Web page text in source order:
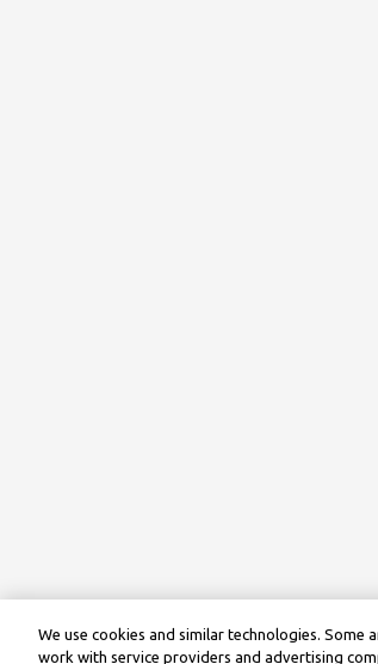
We use cookies and similar technologies. Some
work with service providers and advertising